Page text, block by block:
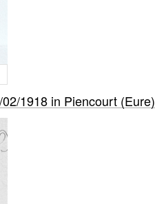
1918 in Piencourt (Eure)